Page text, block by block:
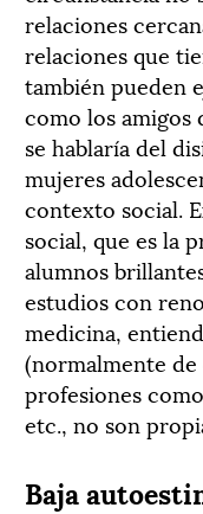
relaciones
relaciones que
también pueden
como los amigos
se hablaría del
mujeres
contexto social.
social, que es la
alumnos
estudios con
medicina,
(normalmente de
profesiones
etc., no son
Baja